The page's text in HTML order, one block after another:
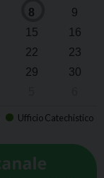
8
9
15
16
22
23
29
30
Ufficio Catechistico